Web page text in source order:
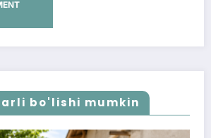
bo'lishi mumkin